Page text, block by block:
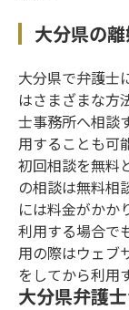
大分県の
大分県で弁護士
はさまざまな方
士事務所へ相談
用することも可
初回相談を無料
の相談は無料相
には料金がかか
利用する場合で
用の際はウェブ
をしてから利用
大分県弁護